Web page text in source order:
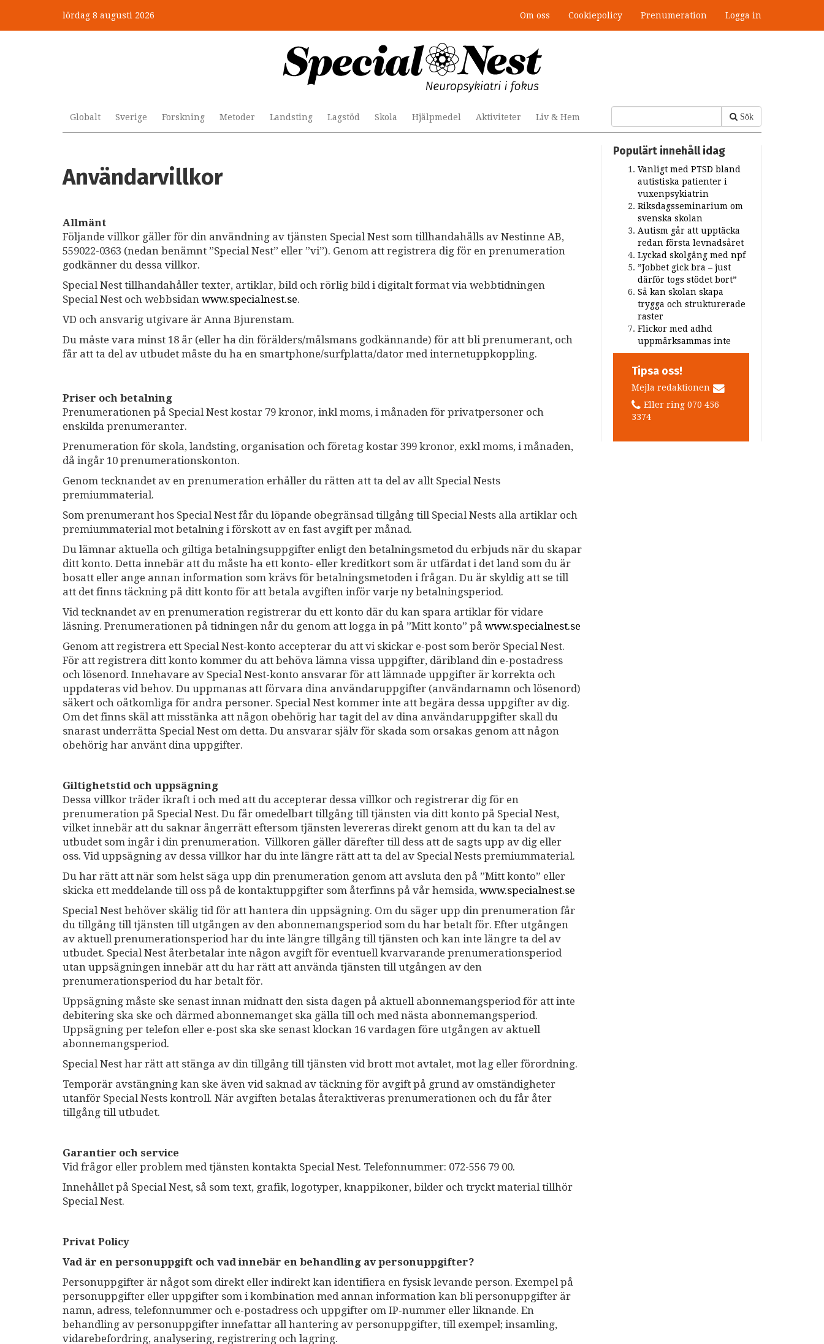
huvudinnehåll
lördag 8 augusti 2026 Om oss Cookiepolicy Prenumeration Logga in
Sök
Globalt Sverige Forskning Metoder Landsting Lagstöd Skola Hjälpmedel Aktiviteter Liv & Hem
Användarvillkor
Allmänt
Följande villkor gäller för din användning av tjänsten Special Nest som tillhandahålls av Nestinne AB,
559022-0363 (nedan benämnt ”Special Nest” eller ”vi”). Genom att registrera dig för en prenumeration
godkänner du dessa villkor.
Special Nest tillhandahåller texter, artiklar, bild och rörlig bild i digitalt format via webbtidningen
Special Nest och webbsidan www.specialnest.se.
VD och ansvarig utgivare är Anna Bjurenstam.
Du måste vara minst 18 år (eller ha din förälders/målsmans godkännande) för att bli prenumerant, och
får att ta del av utbudet måste du ha en smartphone/surfplatta/dator med internetuppkoppling.
Priser och betalning
Prenumerationen på Special Nest kostar 79 kronor, inkl moms, i månaden för privatpersoner och
enskilda prenumeranter.
Prenumeration för skola, landsting, organisation och företag kostar 399 kronor, exkl moms, i månaden,
då ingår 10 prenumerationskonton.
Genom tecknandet av en prenumeration erhåller du rätten att ta del av allt Special Nests
premiummaterial.
Som prenumerant hos Special Nest får du löpande obegränsad tillgång till Special Nests alla artiklar och
premiummaterial mot betalning i förskott av en fast avgift per månad.
Du lämnar aktuella och giltiga betalningsuppgifter enligt den betalningsmetod du erbjuds när du skapar
ditt konto. Detta innebär att du måste ha ett konto- eller kreditkort som är utfärdat i det land som du är
bosatt eller ange annan information som krävs för betalningsmetoden i frågan. Du är skyldig att se till
att det finns täckning på ditt konto för att betala avgiften inför varje ny betalningsperiod.
Vid tecknandet av en prenumeration registrerar du ett konto där du kan spara artiklar för vidare
läsning. Prenumerationen på tidningen når du genom att logga in på ”Mitt konto” på www.specialnest.se
Genom att registrera ett Special Nest-konto accepterar du att vi skickar e-post som berör Special Nest.
För att registrera ditt konto kommer du att behöva lämna vissa uppgifter, däribland din e-postadress
och lösenord. Innehavare av Special Nest-konto ansvarar för att lämnade uppgifter är korrekta och
uppdateras vid behov. Du uppmanas att förvara dina användaruppgifter (användarnamn och lösenord)
säkert och oåtkomliga för andra personer. Special Nest kommer inte att begära dessa uppgifter av dig.
Om det finns skäl att misstänka att någon obehörig har tagit del av dina användaruppgifter skall du
snarast underrätta Special Nest om detta. Du ansvarar själv för skada som orsakas genom att någon
obehörig har använt dina uppgifter.
Giltighetstid och uppsägning
Dessa villkor träder ikraft i och med att du accepterar dessa villkor och registrerar dig för en
prenumeration på Special Nest. Du får omedelbart tillgång till tjänsten via ditt konto på Special Nest,
vilket innebär att du saknar ångerrätt eftersom tjänsten levereras direkt genom att du kan ta del av
utbudet som ingår i din prenumeration. Villkoren gäller därefter till dess att de sagts upp av dig eller
oss. Vid uppsägning av dessa villkor har du inte längre rätt att ta del av Special Nests premiummaterial.
Du har rätt att när som helst säga upp din prenumeration genom att avsluta den på ”Mitt konto” eller
skicka ett meddelande till oss på de kontaktuppgifter som återfinns på vår hemsida, www.specialnest.se
Special Nest behöver skälig tid för att hantera din uppsägning. Om du säger upp din prenumeration får
du tillgång till tjänsten till utgången av den abonnemangsperiod som du har betalt för. Efter utgången
av aktuell prenumerationsperiod har du inte längre tillgång till tjänsten och kan inte längre ta del av
utbudet. Special Nest återbetalar inte någon avgift för eventuell kvarvarande prenumerationsperiod
utan uppsägningen innebär att du har rätt att använda tjänsten till utgången av den
prenumerationsperiod du har betalt för.
Uppsägning måste ske senast innan midnatt den sista dagen på aktuell abonnemangsperiod för att inte
debitering ska ske och därmed abonnemanget ska gälla till och med nästa abonnemangsperiod.
Uppsägning per telefon eller e-post ska ske senast klockan 16 vardagen före utgången av aktuell
abonnemangsperiod.
Special Nest har rätt att stänga av din tillgång till tjänsten vid brott mot avtalet, mot lag eller förordning.
Temporär avstängning kan ske även vid saknad av täckning för avgift på grund av omständigheter
utanför Special Nests kontroll. När avgiften betalas återaktiveras prenumerationen och du får åter
tillgång till utbudet.
Garantier och service
Vid frågor eller problem med tjänsten kontakta Special Nest. Telefonnummer: 072-556 79 00.
Innehållet på Special Nest, så som text, grafik, logotyper, knappikoner, bilder och tryckt material tillhör
Special Nest.
Privat Policy
Vad är en personuppgift och vad innebär en behandling av personuppgifter?
Personuppgifter är något som direkt eller indirekt kan identifiera en fysisk levande person. Exempel på
personuppgifter eller uppgifter som i kombination med annan information kan bli personuppgifter är
namn, adress, telefonnummer och e-postadress och uppgifter om IP-nummer eller liknande. En
behandling av personuppgifter innefattar all hantering av personuppgifter, till exempel; insamling,
vidarebefordring, analysering, registrering och lagring.
Populärt innehåll idag
Vanligt med PTSD bland
autistiska patienter i
vuxenpsykiatrin
Riksdagsseminarium om
svenska skolan
Autism går att upptäcka
redan första levnadsåret
Lyckad skolgång med npf
”Jobbet gick bra – just
därför togs stödet bort”
Så kan skolan skapa
trygga och strukturerade
raster
Flickor med adhd
uppmärksammas inte
Tipsa oss!
Mejla redaktionen
Eller ring 070 456
3374